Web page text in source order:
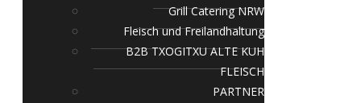
Grill Catering NRW
Fleisch und Freilandhaltung
B2B TXOGITXU ALTE KUH
FLEISCH
PARTNER